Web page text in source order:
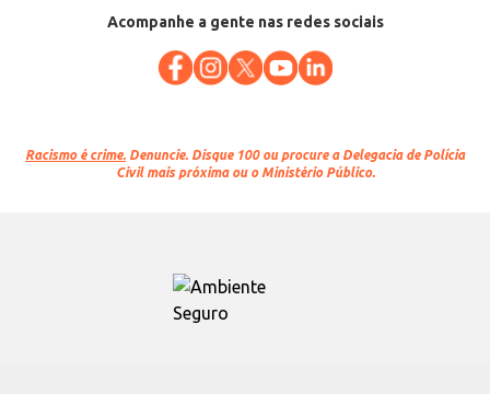
Acompanhe a gente nas redes sociais
Racismo é crime. Denuncie. Disque 100 ou procure a Delegacia de Polícia
Civil mais próxima ou o Ministério Público.